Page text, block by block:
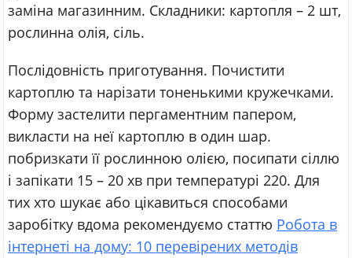
заміна магазинним. Складники: картопля – 2 шт,
рослинна олія, сіль.
Послідовність приготування. Почистити
картоплю та нарізати тоненькими кружечками.
Форму застелити пергаментним папером,
викласти на неї картоплю в один шар.
побризкати її рослинною олією, посипати сіллю
і запікати 15 – 20 хв при температурі 220. Для
тих хто шукає або цікавиться способами
заробітку вдома рекомендуємо статтю Робота в
інтернеті на дому: 10 перевірених методів